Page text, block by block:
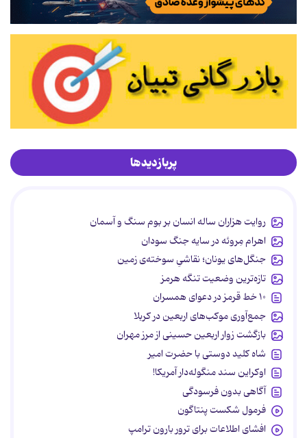
پربازدیدها
روایت هزاران ساله انسان بر بوم سنگ و آسمان
اهرام مِروئه در سایه جنگ سودان
جنگل‌های یونان؛ نقاشیِ سوخته‌ی زمین
تازه‌ترین وضعیت تنگه هرمز
۱۰ خط قرمز در دعوای همسران
جمع‌آوری موکب‌های اربعین در کربلا
بازگشت زوار اربعین حسینی از مرز مهران
شاه کلید دوستی با حضرت امیر
اوکراین سند منگوله‌دار آمریکا!
آگاهی بدون فرسودگی
فرمول شکست پنتاگون
افشای اطلاعات برای ترور بارون ترامپ